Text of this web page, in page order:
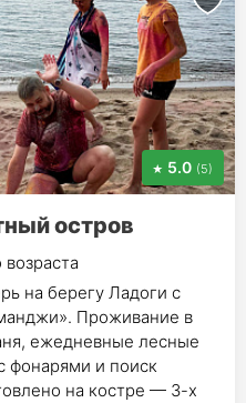
5.0 (5)
остров
на берегу Ладоги с
Проживание в
ежедневные лесные
фонарями и поиск
на костре — 3-х